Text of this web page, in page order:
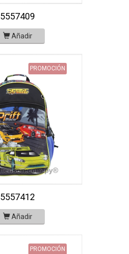
5557409
Añadir
PROMOCIÓN
5557412
Añadir
PROMOCIÓN